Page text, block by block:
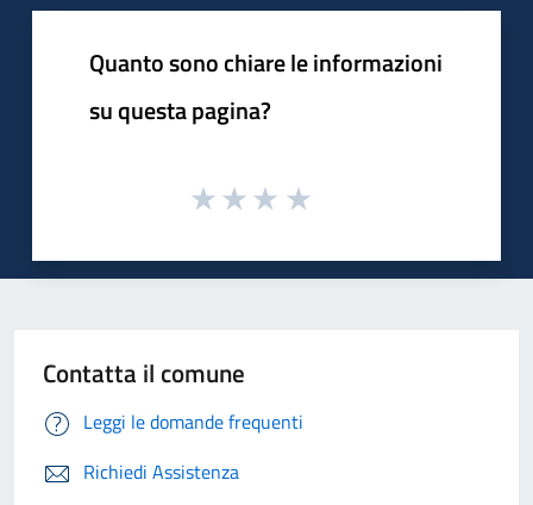
Quanto sono chiare le informazioni
su questa pagina?
Contatta il comune
Leggi le domande frequenti
Richiedi Assistenza